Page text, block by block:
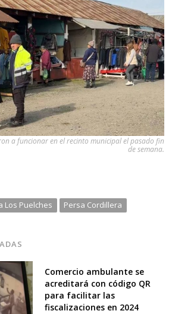
a funcionar en el recinto municipal el pasado fin
de semana.
Los Puelches Persa Cordillera
Comercio ambulante se
acreditará con código QR
para facilitar las
fiscalizaciones en 2024